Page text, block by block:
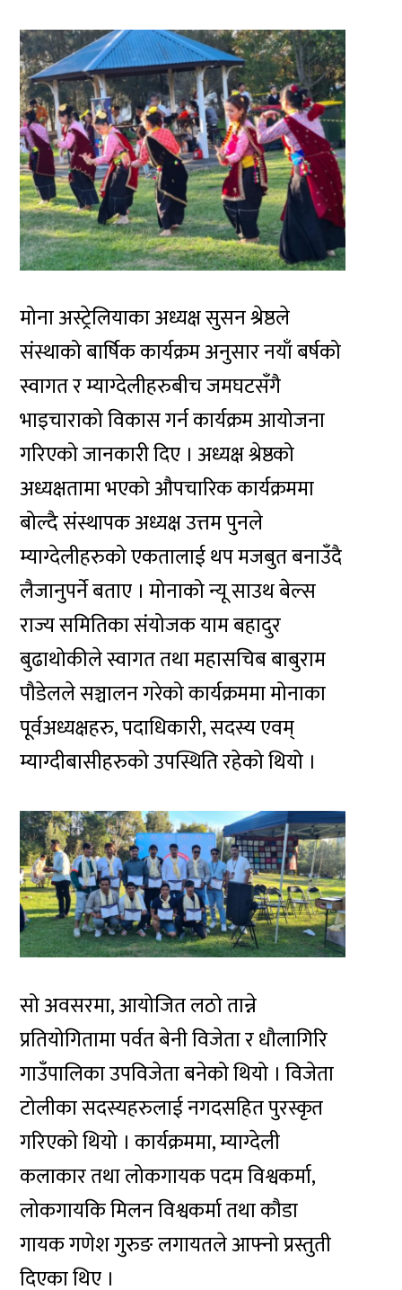
मोना अस्ट्रेलियाका अध्यक्ष सुसन श्रेष्ठले
संस्थाको बार्षिक कार्यक्रम अनुसार नयाँ बर्षको
स्वागत र म्याग्देलीहरुबीच जमघटसँगै
भाइचाराको विकास गर्न कार्यक्रम आयोजना
गरिएको जानकारी दिए । अध्यक्ष श्रेष्ठको
अध्यक्षतामा भएको औपचारिक कार्यक्रममा
बोल्दै संस्थापक अध्यक्ष उत्तम पुनले
म्याग्देलीहरुको एकतालाई थप मजबुत बनाउँदै
लैजानुपर्ने बताए । मोनाको न्यू साउथ बेल्स
राज्य समितिका संयोजक याम बहादुर
बुढाथोकीले स्वागत तथा महासचिब बाबुराम
पौडेलले सञ्चालन गरेको कार्यक्रममा मोनाका
पूर्वअध्यक्षहरु, पदाधिकारी, सदस्य एवम्
म्याग्दीबासीहरुको उपस्थिति रहेको थियो ।
सो अवसरमा, आयोजित लठो तान्ने
प्रतियोगितामा पर्वत बेनी विजेता र धौलागिरि
गाउँपालिका उपविजेता बनेको थियो । विजेता
टोलीका सदस्यहरुलाई नगदसहित पुरस्कृत
गरिएको थियो । कार्यक्रममा, म्याग्देली
कलाकार तथा लोकगायक पदम विश्वकर्मा,
लोकगायकि मिलन विश्वकर्मा तथा कौडा
गायक गणेश गुरुङ लगायतले आफ्नो प्रस्तुती
दिएका थिए ।